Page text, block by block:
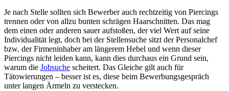
Je nach Stelle sollten sich Bewerber auch rechtzeitig von Piercings
trennen oder von allzu bunten schrägen Haarschnitten. Das mag
dem einen oder anderen sauer aufstoßen, der viel Wert auf seine
Individualität legt, doch bei der Stellensuche sitzt der Personalchef
bzw. der Firmeninhaber am längerem Hebel und wenn dieser
Piercings nicht leiden kann, kann dies durchaus ein Grund sein,
warum die Jobsuche scheitert. Das Gleiche gilt auch für
Tätowierungen – besser ist es, diese beim Bewerbungsgespräch
unter langen Ärmeln zu verstecken.